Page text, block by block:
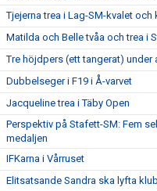
Tjejerna trea i Lag-SM-kvalet och
Matilda och Belle tvåa och trea i
Tre höjdpers (ett tangerat) under
Dubbelseger i F19 i Å-varvet
Jacqueline trea i Täby Open
Perspektiv på Stafett-SM: Fem
medaljen
IFKarna i Vårruset
Elitsatsande Sandra ska lyfta